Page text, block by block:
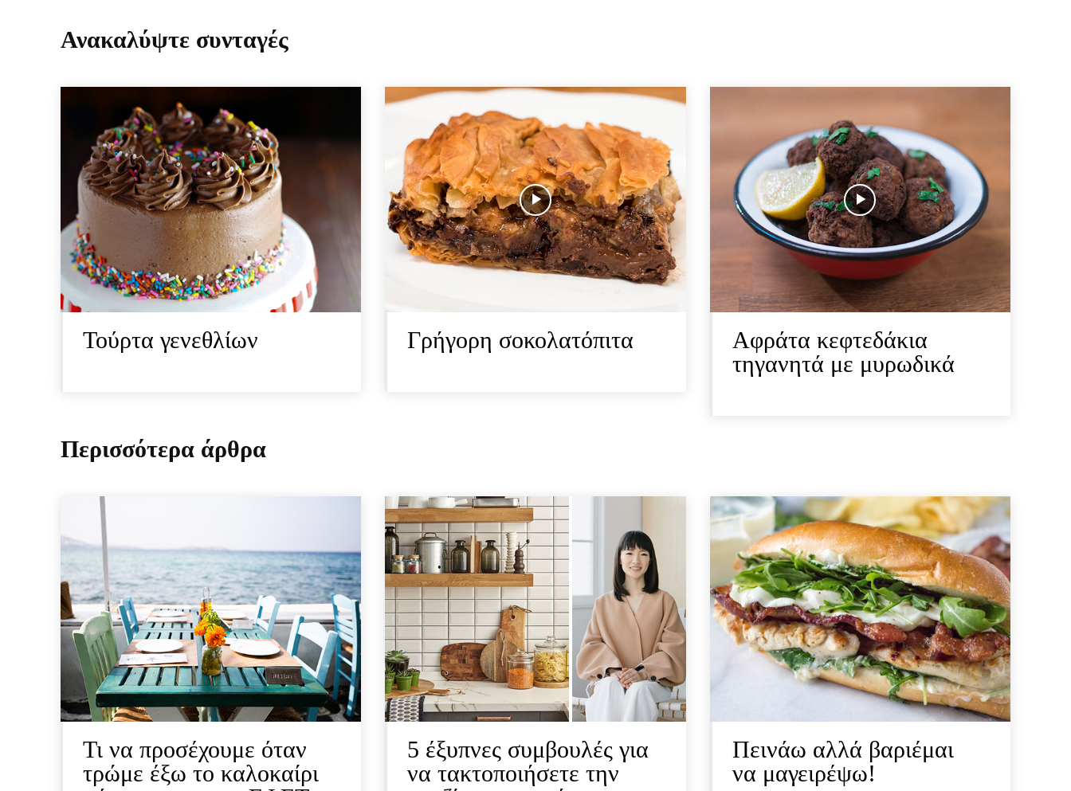
Ανακαλύψτε συνταγές
Τούρτα γενεθλίων Γρήγορη σοκολατόπιτα
Αφράτα κεφτεδάκια
τηγανητά με μυρωδικά
Περισσότερα άρθρα
Τι να προσέχουμε όταν
τρώμε έξω το καλοκαίρι
5 έξυπνες συμβουλές για
να τακτοποιήσετε την
Πεινάω αλλά βαριέμαι
να μαγειρέψω!